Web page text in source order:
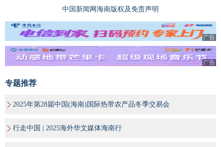
中国新闻网海南版权及免责声明
广告
广告
专题推荐
2025年第28届中国(海南)国际热带农产品冬季交易会
行走中国 | 2025海外华文媒体海南行